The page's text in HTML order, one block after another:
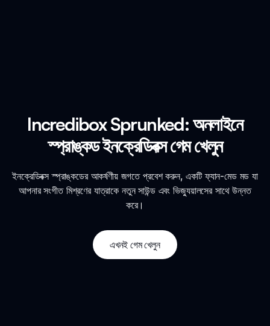
Incredibox Sprunked: অনলাইনে
স্প্রাঙ্কড ইনক্রেডিবক্স গেম খেলুন
ইনক্রেডিবক্স স্প্রাঙ্কডের আকর্ষণীয় জগতে প্রবেশ করুন, একটি ফ্যান-মেড মড যা
আপনার সংগীত মিশ্রণের যাত্রাকে নতুন সাউন্ড এবং ভিজ্যুয়ালসের সাথে উন্নত
করে।
এখনই গেম খেলুন